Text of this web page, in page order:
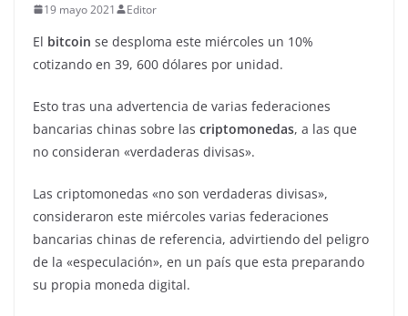
19 mayo 2021 Editor
El bitcoin se desploma este miércoles un 10%
cotizando en 39, 600 dólares por unidad.
Esto tras una advertencia de varias federaciones
bancarias chinas sobre las criptomonedas, a las que
no consideran «verdaderas divisas».
Las criptomonedas «no son verdaderas divisas»,
consideraron este miércoles varias federaciones
bancarias chinas de referencia, advirtiendo del peligro
de la «especulación», en un país que esta preparando
su propia moneda digital.